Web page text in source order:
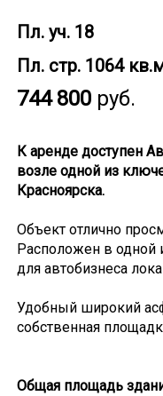
Пл. уч. 18
Пл. стр. 1064
744 800руб.
К аренде доступен
возле одной из
Красноярска.
Объект отлично
Расположен в одной
для автобизнеса
Удобный широкий
собственная
Общая площадь